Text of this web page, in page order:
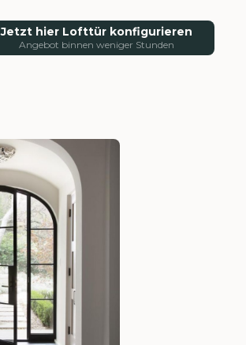
Jetzt hier Lofttür konfigurieren
Angebot binnen weniger Stunden